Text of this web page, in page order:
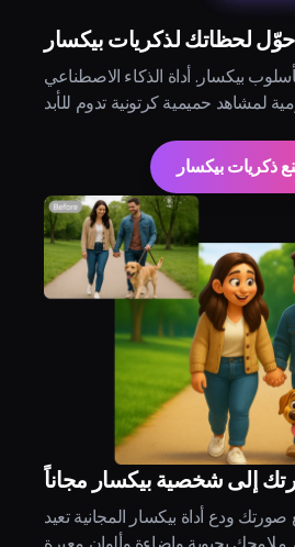
حوّل لحظاتك لذكريات بيكسار
بيكسار. أداة الذكاء الاصطناعي
ذكريات بيكسار
إلى شخصية بيكسار مجاناً
ودع أداة بيكسار المجانية تعيد